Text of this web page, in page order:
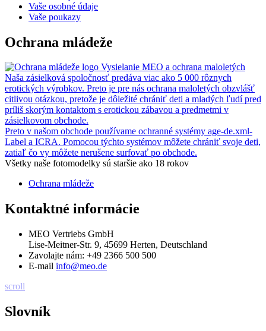
Vaše osobné údaje
Vaše poukazy
Ochrana mládeže
Vysielanie MEO a ochrana maloletých
Naša zásielková spoločnosť predáva viac ako 5 000 rôznych
erotických výrobkov. Preto je pre nás ochrana maloletých obzvlášť
citlivou otázkou, pretože je dôležité chrániť deti a mladých ľudí pred
príliš skorým kontaktom s erotickou zábavou a predmetmi v
zásielkovom obchode.
Preto v našom obchode používame ochranné systémy age-de.xml-
Label a ICRA. Pomocou týchto systémov môžete chrániť svoje deti,
zatiaľ čo vy môžete nerušene surfovať po obchode.
Všetky naše fotomodelky sú staršie ako 18 rokov
Ochrana mládeže
Kontaktné informácie
MEO Vertriebs GmbH
Lise-Meitner-Str. 9, 45699 Herten, Deutschland
Zavolajte nám: +49 2366 500 500
E-mail info@meo.de
scroll
Slovník